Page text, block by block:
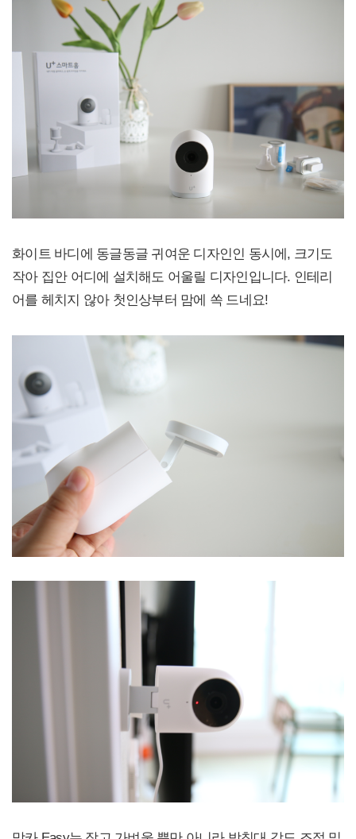
화이트 바디에 동글동글 귀여운 디자인인 동시에, 크기도
작아 집안 어디에 설치해도 어울릴 디자인입니다. 인테리
어를 헤치지 않아 첫인상부터 맘에 쏙 드네요!